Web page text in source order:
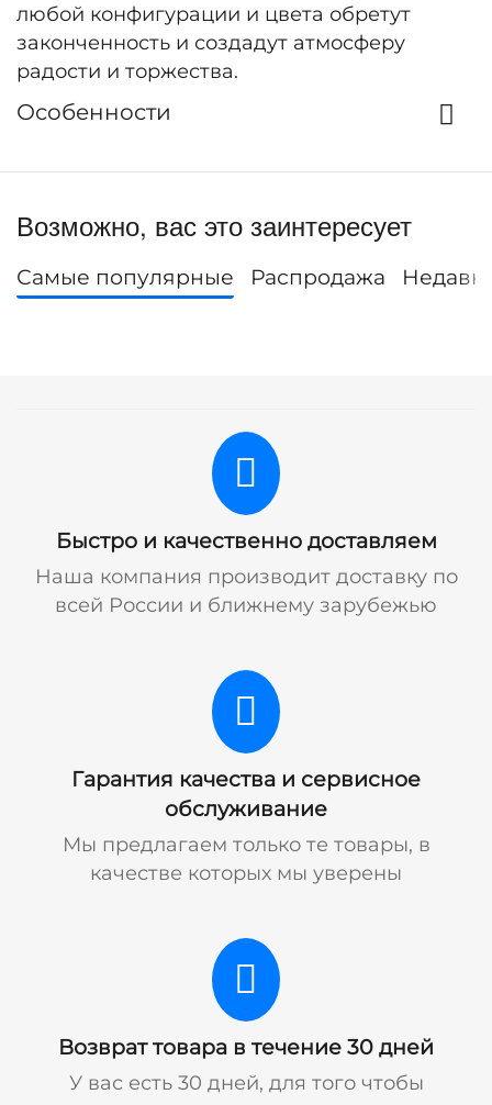
любой конфигурации и цвета обретут
законченность и создадут атмосферу
радости и торжества.
Особенности
Возможно, вас это заинтересует
Самые популярные Распродажа
Быстро и качественно доставляем
Наша компания производит доставку по
всей России и ближнему зарубежью
Гарантия качества и сервисное
обслуживание
Мы предлагаем только те товары, в
качестве которых мы уверены
Возврат товара в течение 30 дней
У вас есть 30 дней, для того чтобы